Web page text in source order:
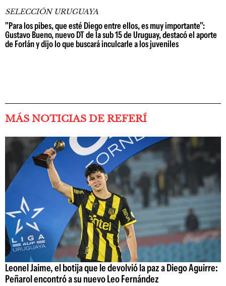
SELECCIÓN URUGUAYA
"Para los pibes, que esté Diego entre ellos, es muy importante":
Gustavo Bueno, nuevo DT de la sub 15 de Uruguay, destacó el aporte
de Forlán y dijo lo que buscará inculcarle a los juveniles
MÁS NOTICIAS DE REFERÍ
Leonel Jaime, el botija que le devolvió la paz a Diego Aguirre:
Peñarol encontró a su nuevo Leo Fernández